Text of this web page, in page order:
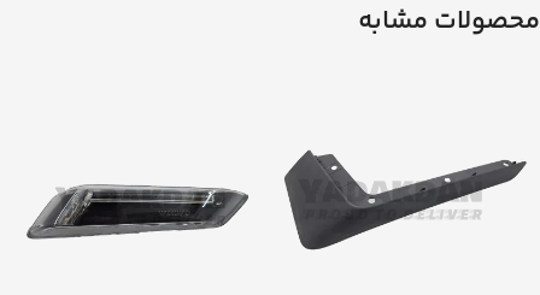
محصولات مشابه